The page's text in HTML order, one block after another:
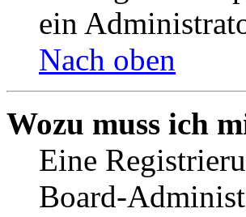
ein
Nach oben
Wozu muss ich
Eine
Board-